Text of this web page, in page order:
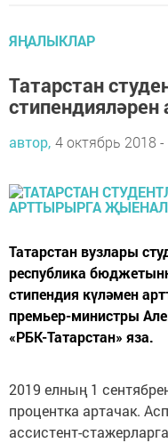
ЯҢАЛЫКЛАР
Татарстан
автор, 4 октябрь 2018 -
Татарстан вузлары
республика
стипендия күләмен
премьер-министры
«РБК-Татарстан» яза.
2019 елның 1
процентка артачак.
ассистент-